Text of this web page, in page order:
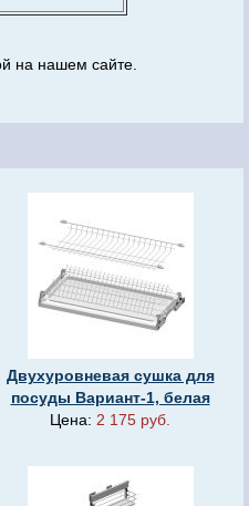
на нашем сайте.
Двухуровневая сушка для
посуды Вариант-1, белая
Цена: 2 175 руб.